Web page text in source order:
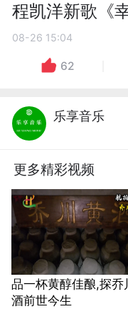
程凯洋新歌《
08-26 15:04
62
乐享音乐
更多精彩视频
品一杯黄醇佳酿,探乔
酒前世今生